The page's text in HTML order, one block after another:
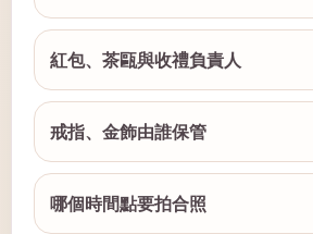
紅包、茶甌與收禮負責人
戒指、金飾由誰保管
哪個時間點要拍合照